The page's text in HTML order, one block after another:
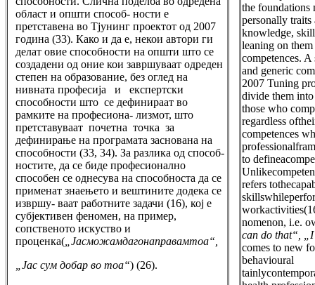
област и општи способ- ности е
претставена во Тјунинг проектот од 2007
година (33). Како и да е, некои автори ги
делат овие способности на општи што се
создадени од оние кои завршуваат одреден
степен на образование, без оглед на
нивната професија и експертски
способности што се дефинираат во
рамките на професиона- лизмот, што
претставуваат почетна точка за
дефинирање на програмата заснована на
способности (33, 34). За разлика од способ-
ностите, да се биде професионално
способен се однесува на способноста да се
применат знаењето и вештините додека се
извршу- ваат работните задачи (16), кој е
субјективен феномен, на пример,
сопственото искуство и
проценка( „Јасможамдагонаправамтоа“,
„Јас сум добар во тоа“) (26).
the foundations
personally
knowledge,
leaning on
competences.
and generic
2007 Tuning
divide them into
those who
regardless
competences
to
refers
nomenon, i.e.
can do that“,
comes to new